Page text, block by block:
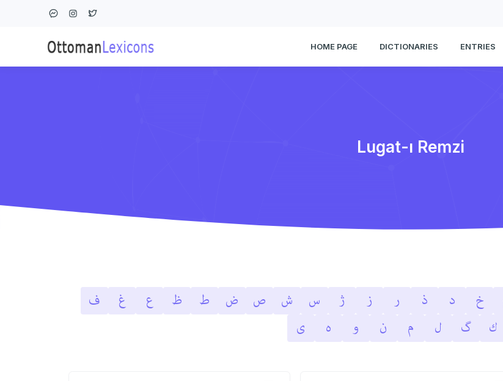
HOME PAGE DICTIONARIES ENTRIES
Lugat-ı Remzi
خ د ذ ر ز ژ س ش ص ض ط ظ ع غ
ف
ك گ ل م ن و ه ى